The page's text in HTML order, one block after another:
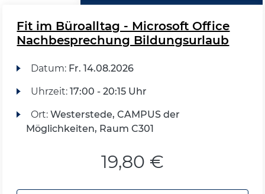
Fit im Büroalltag - Microsoft Office
Nachbesprechung Bildungsurlaub
Datum: Fr. 14.08.2026
Uhrzeit: 17:00 - 20:15 Uhr
Ort: Westerstede, CAMPUS der
Möglichkeiten, Raum C301
19,80 €